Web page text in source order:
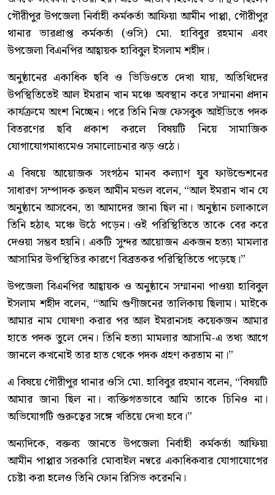
গৌরীপুর উপজেলা নির্বাহী কর্মকর্তা আফিয়া আমীন পাপ্পা, গৌরীপুর
থানার ভারপ্রাপ্ত কর্মকর্তা (ওসি) মো. হাবিবুর রহমান এবং
উপজেলা বিএনপির আহ্বায়ক হাবিবুল ইসলাম শহীদ।
অনুষ্ঠানের একাধিক ছবি ও ভিডিওতে দেখা যায়, অতিথিদের
উপস্থিতিতেই আল ইমরান খান মঞ্চে অবস্থান করে সম্মাননা প্রদান
কার্যক্রমে অংশ নিচ্ছেন। পরে তিনি নিজ ফেসবুক আইডিতে পদক
বিতরণের ছবি প্রকাশ করলে বিষয়টি নিয়ে সামাজিক
যোগাযোগমাধ্যমেও সমালোচনার ঝড় ওঠে।
এ বিষয়ে আয়োজক সংগঠন মানব কল্যাণ যুব ফাউন্ডেশনের
সাধারণ সম্পাদক রুহুল আমীন মন্ডল বলেন, “আল ইমরান খান যে
অনুষ্ঠানে আসবেন, তা আমাদের জানা ছিল না। অনুষ্ঠান চলাকালে
তিনি হঠাৎ মঞ্চে উঠে পড়েন। ওই পরিস্থিতিতে তাকে বের করে
দেওয়া সম্ভব হয়নি। একটি সুন্দর আয়োজন একজন হত্যা মামলার
আসামির উপস্থিতির কারণে বিব্রতকর পরিস্থিতিতে পড়েছে।”
উপজেলা বিএনপির আহ্বায়ক ও অনুষ্ঠানে সম্মাননা পাওয়া হাবিবুল
ইসলাম শহীদ বলেন, “আমি গুণীজনের তালিকায় ছিলাম। মাইকে
আমার নাম ঘোষণা করার পর আল ইমরানসহ কয়েকজন আমার
হাতে পদক তুলে দেন। তিনি হত্যা মামলার আসামি-এ তথ্য আগে
জানলে কখনোই তার হাত থেকে পদক গ্রহণ করতাম না।”
এ বিষয়ে গৌরীপুর থানার ওসি মো. হাবিবুর রহমান বলেন, “বিষয়টি
আমার জানা ছিল না। ব্যক্তিগতভাবে আমি তাকে চিনিও না।
অভিযোগটি গুরুত্বের সঙ্গে খতিয়ে দেখা হবে।”
অন্যদিকে, বক্তব্য জানতে উপজেলা নির্বাহী কর্মকর্তা আফিয়া
আমীন পাপ্পার সরকারি মোবাইল নম্বরে একাধিকবার যোগাযোগের
চেষ্টা করা হলেও তিনি ফোন রিসিভ করেননি।